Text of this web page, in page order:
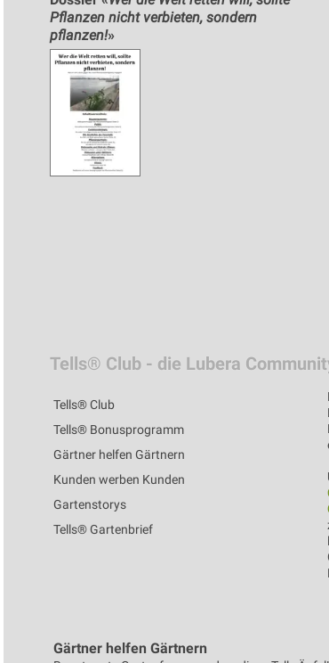
Pflanzen nicht verbieten, sondern
pflanzen!»
Tells® Club - die Lubera
Tells® Club
Tells® Bonusprogramm
Gärtner helfen Gärtnern
Kunden werben Kunden
Gartenstorys
Tells® Gartenbrief
Gärtner helfen Gärtnern